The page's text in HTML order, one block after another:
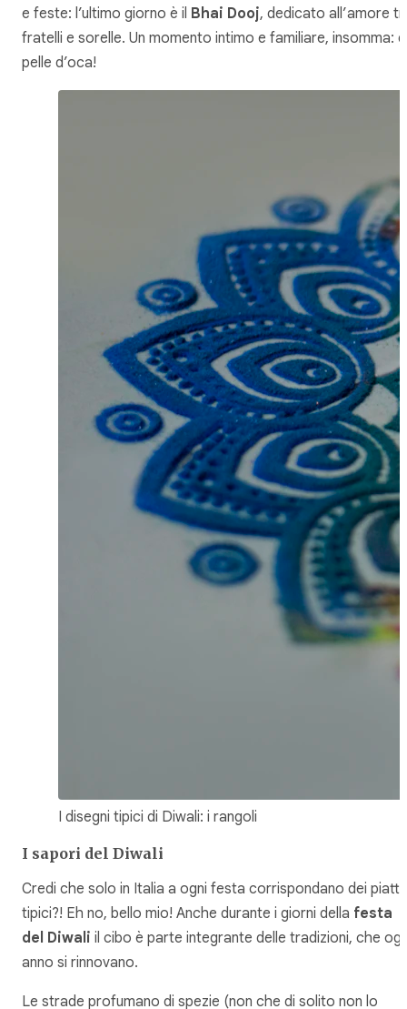
e feste: l’ultimo giorno è il Bhai Dooj, dedicato all’amore
fratelli e sorelle. Un momento intimo e familiare, insomma:
pelle d’oca!
I disegni tipici di Diwali: i rangoli
I sapori del Diwali
Credi che solo in Italia a ogni festa corrispondano dei piatti
tipici?! Eh no, bello mio! Anche durante i giorni della festa
del Diwali il cibo è parte integrante delle tradizioni, che
anno si rinnovano.
Le strade profumano di spezie (non che di solito non lo